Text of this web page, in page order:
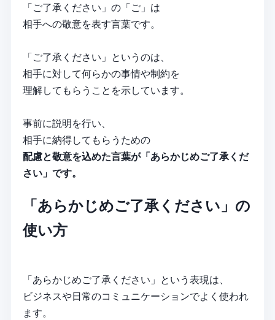
「ご了承ください」の「ご」は
相手への敬意を表す言葉です。
「ご了承ください」というのは、
相手に対して何らかの事情や制約を
理解してもらうことを示しています。
事前に説明を行い、
相手に納得してもらうための
配慮と敬意を込めた言葉が「あらかじめご了承くだ
さい」です。
「あらかじめご了承ください」の
使い方
「あらかじめご了承ください」という表現は、
ビジネスや日常のコミュニケーションでよく使われ
ます。